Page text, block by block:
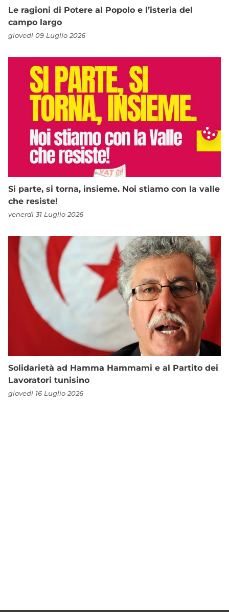
Le ragioni di Potere al Popolo e l’isteria del
campo largo
giovedì 09 Luglio 2026
Si parte, si torna, insieme. Noi stiamo con la valle
che resiste!
venerdì 31 Luglio 2026
Solidarietà ad Hamma Hammami e al Partito dei
Lavoratori tunisino
giovedì 16 Luglio 2026